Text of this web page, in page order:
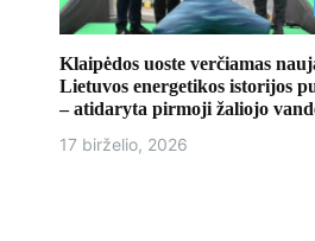
š
ų
Klaipėdos uoste verčiamas
Lietuvos energetikos istorijos
– atidaryta pirmoji žaliojo
17 birželio, 2026